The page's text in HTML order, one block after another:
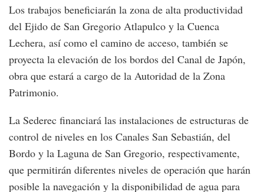
Los trabajos beneficiarán la zona de alta productividad
del Ejido de San Gregorio Atlapulco y la Cuenca
Lechera, así como el camino de acceso, también se
proyecta la elevación de los bordos del Canal de Japón,
obra que estará a cargo de la Autoridad de la Zona
Patrimonio.
La Sederec financiará las instalaciones de estructuras de
control de niveles en los Canales San Sebastián, del
Bordo y la Laguna de San Gregorio, respectivamente,
que permitirán diferentes niveles de operación que harán
posible la navegación y la disponibilidad de agua para